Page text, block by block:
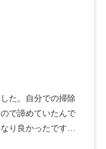
た。自分での掃除
で諦めていたんで
り良かったです。